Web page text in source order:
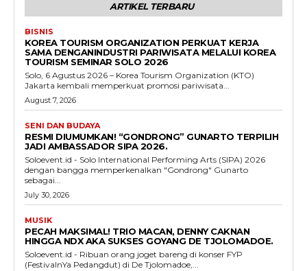
ARTIKEL TERBARU
BISNIS
KOREA TOURISM ORGANIZATION PERKUAT KERJA
SAMA DENGANINDUSTRI PARIWISATA MELALUI KOREA
TOURISM SEMINAR SOLO 2026
Solo, 6 Agustus 2026 – Korea Tourism Organization (KTO)
Jakarta kembali memperkuat promosi pariwisata...
August 7, 2026
SENI DAN BUDAYA
RESMI DIUMUMKAN! “GONDRONG” GUNARTO TERPILIH
JADI AMBASSADOR SIPA 2026.
Soloevent.id - Solo International Performing Arts (SIPA) 2026
dengan bangga memperkenalkan "Gondrong" Gunarto
sebagai...
July 30, 2026
MUSIK
PECAH MAKSIMAL! TRIO MACAN, DENNY CAKNAN
HINGGA NDX AKA SUKSES GOYANG DE TJOLOMADOE.
Soloevent.id - Ribuan orang joget bareng di konser FYP
(FestivalnYa Pedangdut) di De Tjolomadoe,...